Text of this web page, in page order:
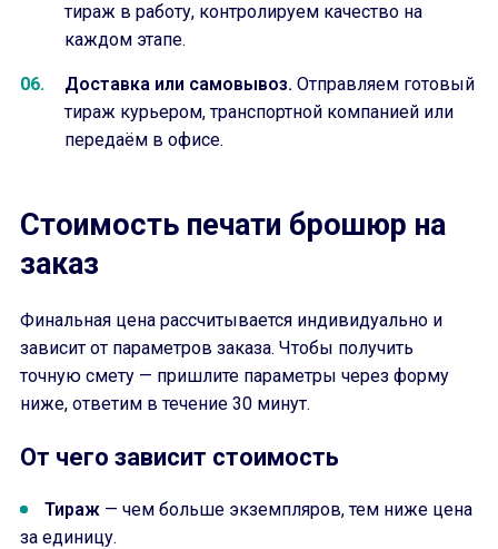
тираж в работу, контролируем качество на
каждом этапе.
Доставка или самовывоз. Отправляем готовый
тираж курьером, транспортной компанией или
передаём в офисе.
Стоимость печати брошюр на
заказ
Финальная цена рассчитывается индивидуально и
зависит от параметров заказа. Чтобы получить
точную смету — пришлите параметры через форму
ниже, ответим в течение 30 минут.
От чего зависит стоимость
Тираж — чем больше экземпляров, тем ниже цена
за единицу.